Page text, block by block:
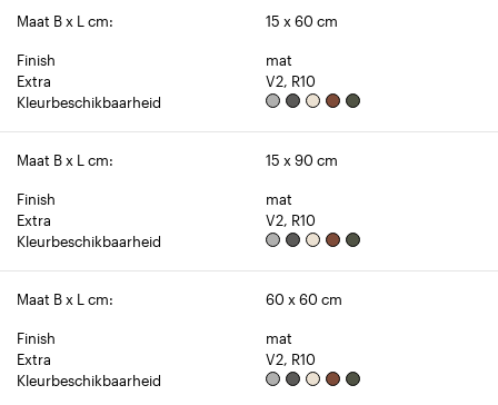
Maat B x L cm: 15 x 60 cm
Finish
mat
Extra
V2, R10
Kleurbeschikbaarheid
Maat B x L cm: 15 x 90 cm
Finish
mat
Extra
V2, R10
Kleurbeschikbaarheid
Maat B x L cm: 60 x 60 cm
Finish
mat
Extra
V2, R10
Kleurbeschikbaarheid